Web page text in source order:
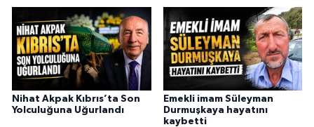
Nihat Akpak Kıbrıs’ta Son
Yolculuğuna Uğurlandı
Emekli imam Süleyman
Durmuşkaya hayatını
kaybetti